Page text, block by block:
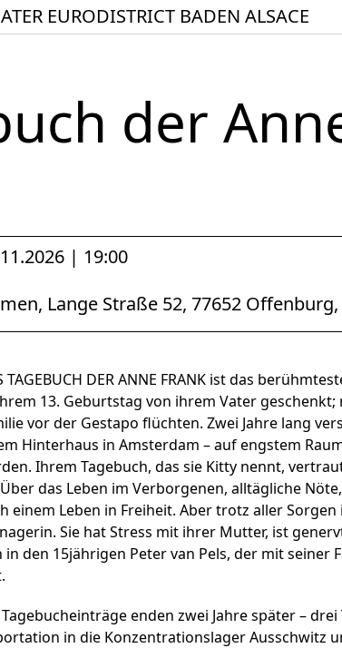
EURODISTRICT BADEN ALSACE
Startseite
ACTO – Städte und
Aktuelles
Geschichte
Ensemble
Theater BAden ALsace
Förderer und
Services
der
| 19:00
Lange Straße 52, 77652
TAGEBUCH DER ANNE FRANK ist das
13. Geburtstag von ihrem Vater
vor der Gestapo flüchten. Zwei Jahre lang
Hinterhaus in Amsterdam – auf engstem
Ihrem Tagebuch, das sie Kitty nennt,
das Leben im Verborgenen, alltägliche
einem Leben in Freiheit. Aber trotz aller
Sie hat Stress mit ihrer Mutter, ist
in den 15jährigen Peter van Pels, der mit seiner
enden zwei Jahre später –
in die Konzentrationslager Ausschwitz